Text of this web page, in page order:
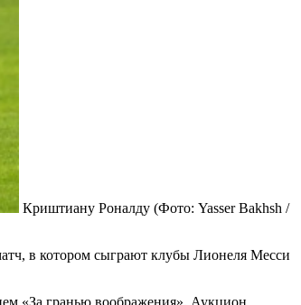
Криштиану Роналду (Фото: Yasser Bakhsh /
в котором сыграют клубы Лионеля Месси
«За гранью воображения». Аукцион